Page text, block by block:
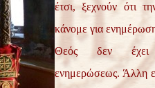
έτσι, ξεχνούν ότι
κάνομε για
Θεός δεν έχει
ενημερώσεως. Άλλη